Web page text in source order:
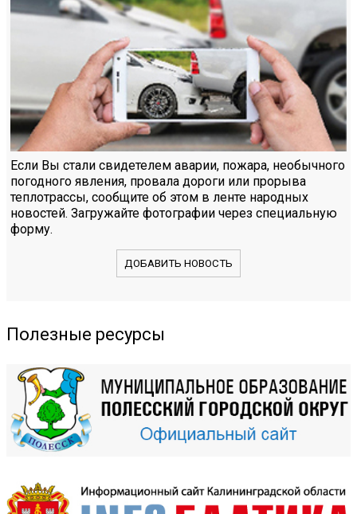
Если Вы стали свидетелем аварии, пожара, необычного
погодного явления, провала дороги или прорыва
теплотрассы, сообщите об этом в ленте народных
новостей. Загружайте фотографии через специальную
форму.
ДОБАВИТЬ НОВОСТЬ
Полезные ресурсы